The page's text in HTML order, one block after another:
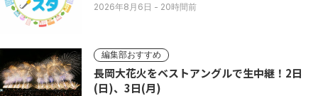
2026年8月6日 - 20時間前
編集部おすすめ
長岡大花火をベストアングルで生中継！2日
(日)、3日(月)